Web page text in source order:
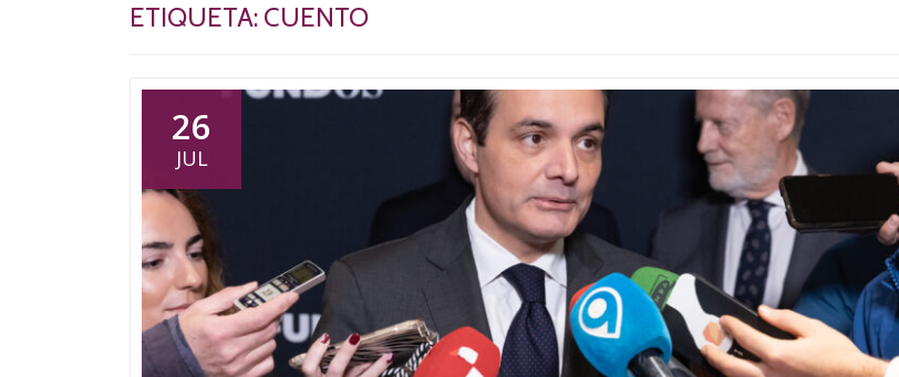
ETIQUETA: CUENTO
26
JUL